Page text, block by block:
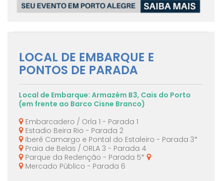
LOCAL DE EMBARQUE E
PONTOS DE PARADA
Local de Embarque: Armazém B3, Cais do Porto
(em frente ao Barco Cisne Branco)
Embarcadero / Orla 1 - Parada 1
Estadio Beira Rio - Parada 2
Iberê Camargo e Pontal do Estaleiro - Parada 3*
Praia de Belas / ORLA 3 - Parada 4
Parque da Redenção - Parada 5*
Mercado Público - Parada 6